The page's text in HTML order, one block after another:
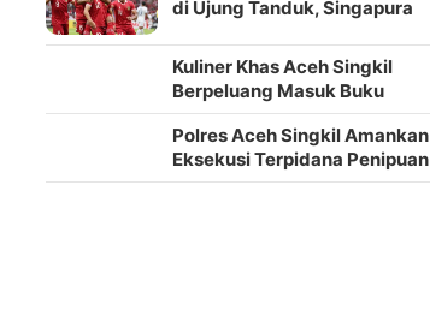
di Ujung Tanduk, Singapura
Kuliner Khas Aceh Singkil
Berpeluang Masuk Buku
Resep Nusantara
Polres Aceh Singkil Amankan
Eksekusi Terpidana Penipuan
oleh Kejari